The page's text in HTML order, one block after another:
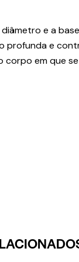
e a
profunda e
corpo em que